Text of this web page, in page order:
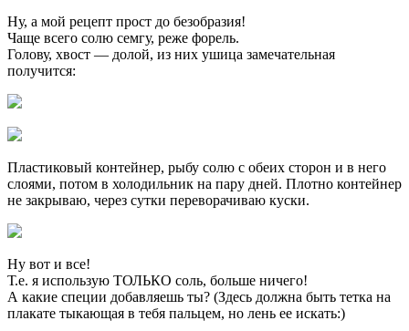
Ну, а мой рецепт прост до безобразия!
Чаще всего солю семгу, реже форель.
Голову, хвост — долой, из них ушица замечательная
получится:
Пластиковый контейнер, рыбу солю с обеих сторон и в него
слоями, потом в холодильник на пару дней. Плотно контейнер
не закрываю, через сутки переворачиваю куски.
Ну вот и все!
Т.е. я использую ТОЛЬКО соль, больше ничего!
А какие специи добавляешь ты? (Здесь должна быть тетка на
плакате тыкающая в тебя пальцем, но лень ее искать:)